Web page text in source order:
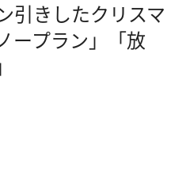
きしたクリスマ
ープラン」「放